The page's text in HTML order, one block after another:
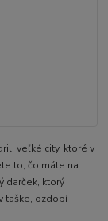
veľké city, ktoré v
to, čo máte na
darček, ktorý
taške, ozdobí